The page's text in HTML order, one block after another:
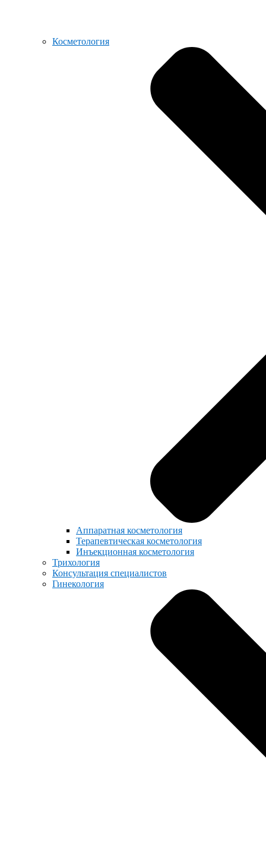
Косметология
Аппаратная косметология
Терапевтическая косметология
Инъекционная косметология
Трихология
Консультация специалистов
Гинекология